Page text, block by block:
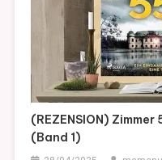
(REZENSION)
(Band 1)